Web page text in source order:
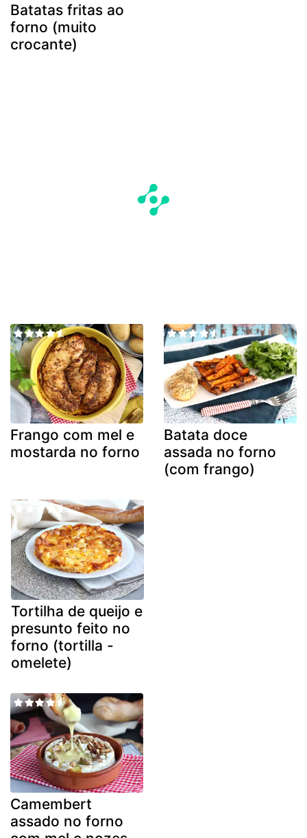
Batatas fritas ao
forno (muito
crocante)
Frango com mel e
mostarda no forno
Batata doce
assada no forno
(com frango)
Tortilha de queijo e
presunto feito no
forno (tortilla -
omelete)
Camembert
assado no forno